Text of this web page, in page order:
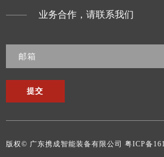
业务合作，请联系我们
提交
版权© 广东携成智能装备有限公司 粤ICP备